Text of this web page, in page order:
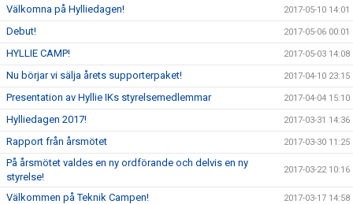
Välkomna på Hylliedagen! 2017-05-10 14:01
Debut! 2017-05-06 00:01
HYLLIE CAMP! 2017-05-03 14:08
Nu börjar vi sälja årets supporterpaket! 2017-04-10 23:15
Presentation av Hyllie IKs styrelsemedlemmar 2017-04-04 15:10
Hylliedagen 2017! 2017-03-31 14:36
Rapport från årsmötet 2017-03-30 11:25
På årsmötet valdes en ny ordförande och delvis en ny
styrelse!
2017-03-22 10:16
Välkommen på Teknik Campen! 2017-03-17 14:58